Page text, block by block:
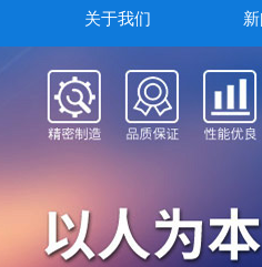
关于我们